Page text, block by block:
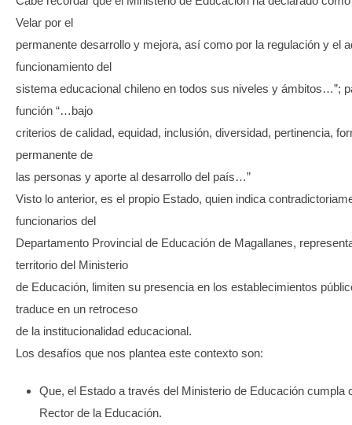
Velar por el
permanente desarrollo y mejora, así como por la regulación y el
funcionamiento del
sistema educacional chileno en todos sus niveles y ámbitos…”;
función “…bajo
criterios de calidad, equidad, inclusión, diversidad, pertinencia,
permanente de
las personas y aporte al desarrollo del país…”
Visto lo anterior, es el propio Estado, quien indica
funcionarios del
Departamento Provincial de Educación de Magallanes,
territorio del Ministerio
de Educación, limiten su presencia en los establecimientos
traduce en un retroceso
de la institucionalidad educacional.
Los desafíos que nos plantea este contexto son:
Que, el Estado a través del Ministerio de Educación cumpla
Rector de la Educación.